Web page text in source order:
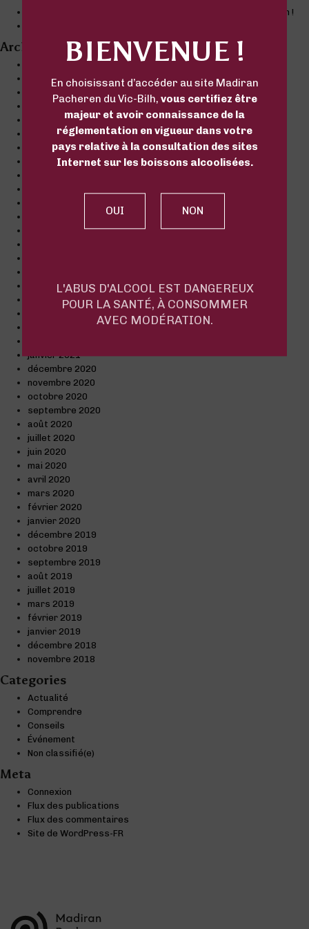
Découvrez Bleu Tannat : une nouvelle expression du Madiran !
Archives
avril 2026
mars 2026
août 2025
décembre 2022
novembre 2022
octobre 2022
juillet 2021
juin 2021
janvier 2021
décembre 2020
novembre 2020
octobre 2020
septembre 2020
août 2020
juillet 2020
juin 2020
mai 2020
avril 2020
mars 2020
février 2020
janvier 2020
décembre 2019
octobre 2019
septembre 2019
août 2019
juillet 2019
mars 2019
février 2019
janvier 2019
décembre 2018
novembre 2018
Categories
Actualité
Comprendre
Conseils
Événement
Non classifié(e)
Meta
Connexion
Flux des publications
Flux des commentaires
Site de WordPress-FR
BIENVENUE !
En choisissant d’accéder au site Madiran
Pacheren du Vic-Bilh, vous certifiez être
majeur et avoir connaissance de la
réglementation en vigueur dans votre
pays relative à la consultation des sites
Internet sur les boissons alcoolisées.
L'ABUS D'ALCOOL EST DANGEREUX
POUR LA SANTÉ, À CONSOMMER
AVEC MODÉRATION.